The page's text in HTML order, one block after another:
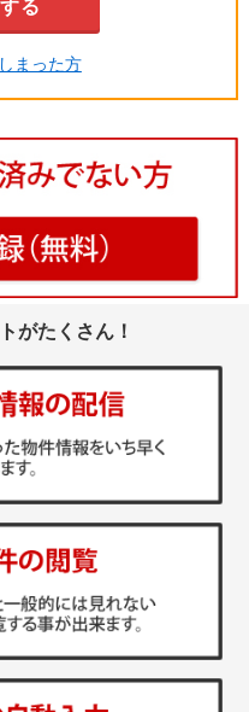
まった方
がたくさん！